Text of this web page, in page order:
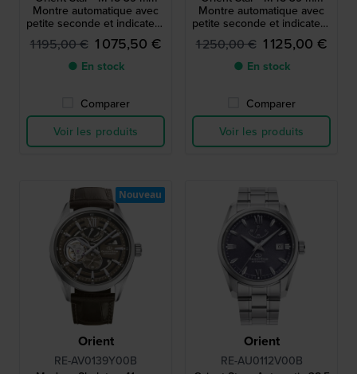
Montre automatique avec
petite seconde et indicateur
de réserve de marche
1 195,00 € 1 075,50 €
● En stock
Comparer
Voir les produits
Montre automatique avec
petite seconde et indicateur
de réserve de marche
1 250,00 € 1 125,00 €
● En stock
Comparer
Voir les produits
Orient
RE-AV0139Y00B
Nouveau
Orient
RE-AU0112V00B